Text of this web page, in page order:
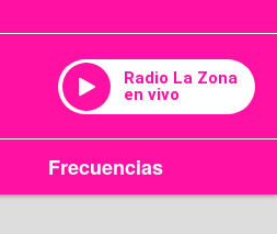
Radio La Zona
en vivo
Frecuencias